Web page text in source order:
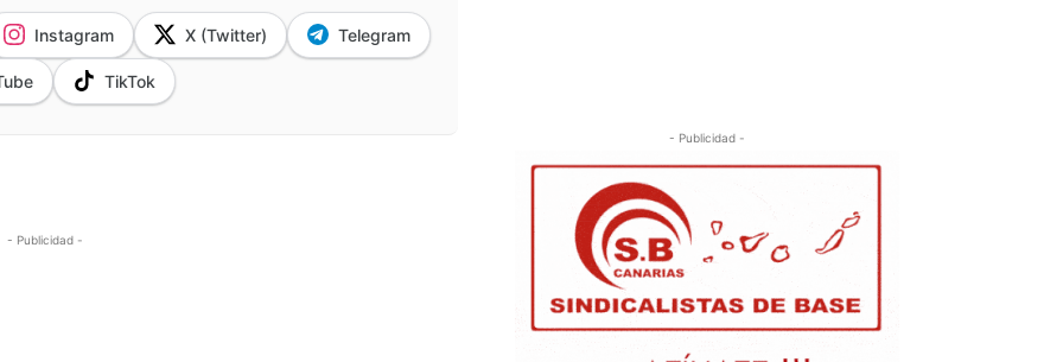
Instagram X (Twitter) Telegram
TikTok
- Publicidad -
- Publicidad -